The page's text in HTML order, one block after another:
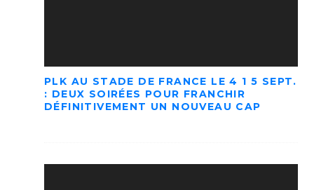
PLK AU STADE DE FRANCE LE 4 1 5 SEPT.
: DEUX SOIRÉES POUR FRANCHIR
DÉFINITIVEMENT UN NOUVEAU CAP